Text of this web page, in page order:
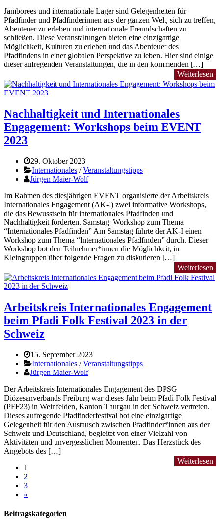
Jamborees und internationale Lager sind Gelegenheiten für
Pfadfinder und Pfadfinderinnen aus der ganzen Welt, sich zu treffen,
Abenteuer zu erleben und internationale Freundschaften zu
schließen. Diese Veranstaltungen bieten eine einzigartige
Möglichkeit, Kulturen zu erleben und das Abenteuer des
Pfadfindens in einer globalen Perspektive zu leben. Hier sind einige
dieser aufregenden Veranstaltungen, die in den kommenden […]
Weiterlesen
Nachhaltigkeit und Internationales
Engagement: Workshops beim EVENT
2023
29. Oktober 2023
Internationales /Veranstaltungstipps
Jürgen Maier-Wolf
Im Rahmen des diesjährigen EVENT organisierte der Arbeitskreis
Internationales Engagement (AK-I) zwei informative Workshops,
die das Bewusstsein für internationales Pfadfinden und
Nachhaltigkeit förderten. Samstag: Workshop zum Thema
“Internationales Pfadfinden” Am Samstag führte der AK-I einen
Workshop zum Thema “Internationales Pfadfinden” durch. Dieser
Workshop bot den Teilnehmer*innen die Möglichkeit, in
Kleingruppen über folgende Fragen zu diskutieren […]
Weiterlesen
Arbeitskreis Internationales Engagement
beim Pfadi Folk Festival 2023 in der
Schweiz
15. September 2023
Internationales /Veranstaltungstipps
Jürgen Maier-Wolf
Der Arbeitskreis Internationales Engagement des DPSG
Diözesanverbands Freiburg war dieses Jahr beim Pfadi Folk Festival
(PFF23) in Weinfelden, Kanton Thurgau in der Schweiz vertreten.
Dieses aufregende Pfadfinderfestival bot eine einzigartige
Gelegenheit für den Austausch zwischen Pfadfinder*innen aus der
Schweiz und Deutschland, begleitet von einer Vielzahl von
Aktivitäten und unvergesslichen Momenten. Das Herzstück des
Angebots des […]
Weiterlesen
1
2
3
»
Beitragskategorien